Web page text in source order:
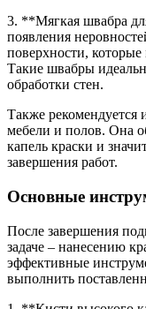
3. **Мягкая швабра
появления
поверхности, которые
Такие швабры
обработки стен.
Также рекомендуется
мебели и полов. Она
капель краски и
завершения работ.
Основные
После завершения
задаче – нанесению
эффективные
выполнить